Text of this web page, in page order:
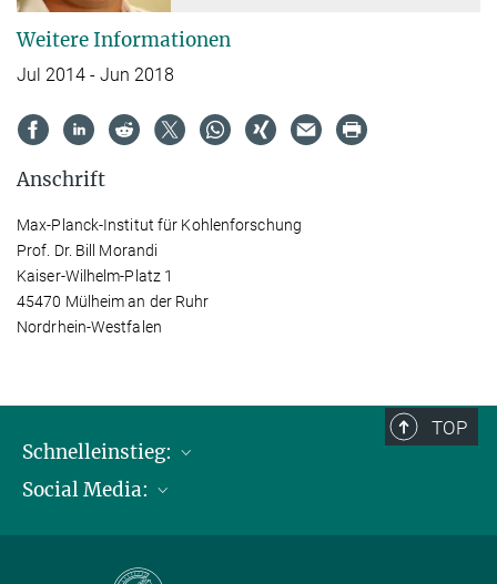
Weitere Informationen
Jul 2014 - Jun 2018
Anschrift
Max-Planck-Institut für Kohlenforschung
Prof. Dr. Bill Morandi
Kaiser-Wilhelm-Platz 1
45470 Mülheim an der Ruhr
Nordrhein-Westfalen
TOP
Schnelleinstieg:
Publikationen
Kontakt und Anfahrtsbeschreibung
Social Media: